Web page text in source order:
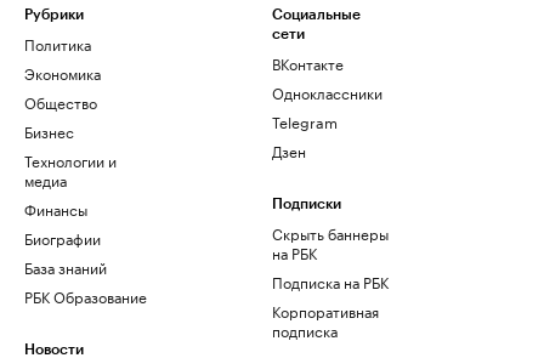
Рубрики
Политика
Экономика
Общество
Бизнес
Технологии и
медиа
Финансы
Биографии
База знаний
РБК Образование
Новости
Социальные
сети
ВКонтакте
Одноклассники
Telegram
Дзен
Подписки
Скрыть баннеры
на РБК
Подписка на РБК
Корпоративная
подписка